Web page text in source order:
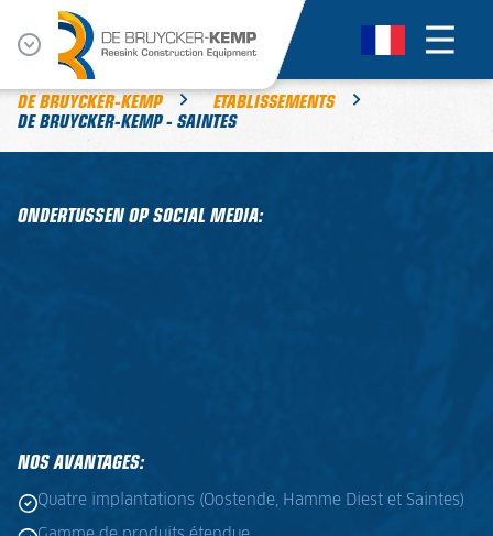
DE BRUYCKER-KEMP ETABLISSEMENTS
DE BRUYCKER-KEMP - SAINTES
ONDERTUSSEN OP SOCIAL MEDIA:
NOS AVANTAGES:
Quatre implantations (Oostende, Hamme Diest et Saintes)